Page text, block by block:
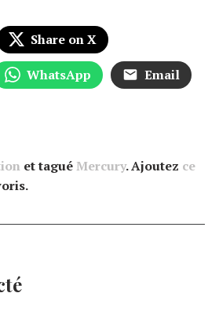
Share on X
WhatsApp Email
et taguéMercury. Ajoutez ce